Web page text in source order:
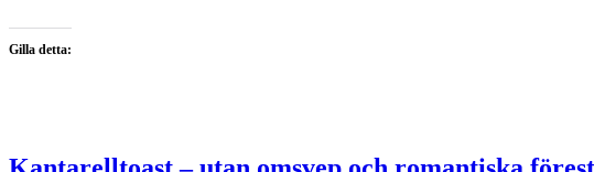
Gilla detta: